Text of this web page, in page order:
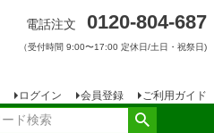
電話注文 0120-804-687
（受付時間 9:00〜17:00 定休日/土日・祝祭日)
ログイン 会員登録 ご利用ガイド